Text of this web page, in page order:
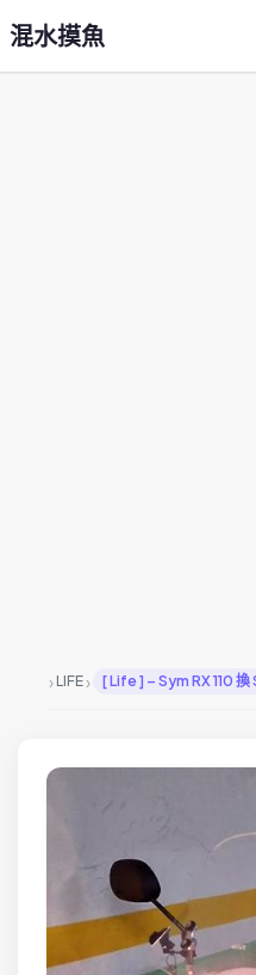
混水摸魚
›LIFE › [ Life ] – Sym RX 110